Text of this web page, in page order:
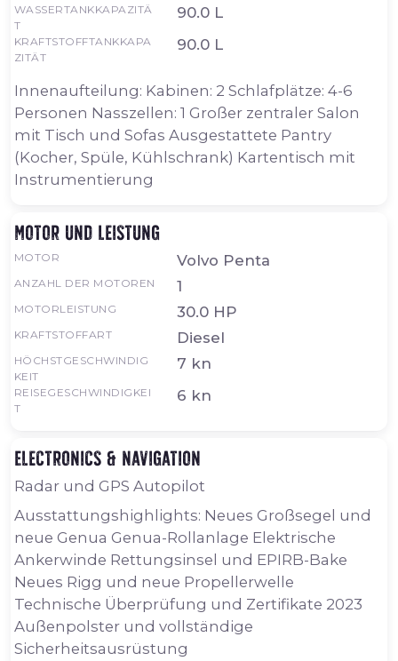
WASSERTANKKAPAZITÄ
T
90.0 L
KRAFTSTOFFTANKKAPA
ZITÄT
90.0 L
Innenaufteilung: Kabinen: 2 Schlafplätze: 4-6
Personen Nasszellen: 1 Großer zentraler Salon
mit Tisch und Sofas Ausgestattete Pantry
(Kocher, Spüle, Kühlschrank) Kartentisch mit
Instrumentierung
Motor und Leistung
MOTOR Volvo Penta
ANZAHL DER MOTOREN 1
MOTORLEISTUNG 30.0 HP
KRAFTSTOFFART Diesel
HÖCHSTGESCHWINDIG
KEIT
7 kn
REISEGESCHWINDIGKEI
T
6 kn
Electronics & navigation
Radar und GPS Autopilot
Ausstattungshighlights: Neues Großsegel und
neue Genua Genua-Rollanlage Elektrische
Ankerwinde Rettungsinsel und EPIRB-Bake
Neues Rigg und neue Propellerwelle
Technische Überprüfung und Zertifikate 2023
Außenpolster und vollständige
Sicherheitsausrüstung